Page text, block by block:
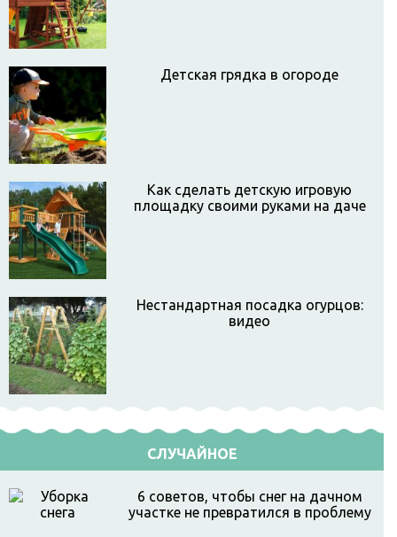
Детская грядка в огороде
Как сделать детскую игровую
площадку своими руками на даче
Нестандартная посадка огурцов:
видео
СЛУЧАЙНОЕ
6 советов, чтобы снег на дачном
участке не превратился в проблему